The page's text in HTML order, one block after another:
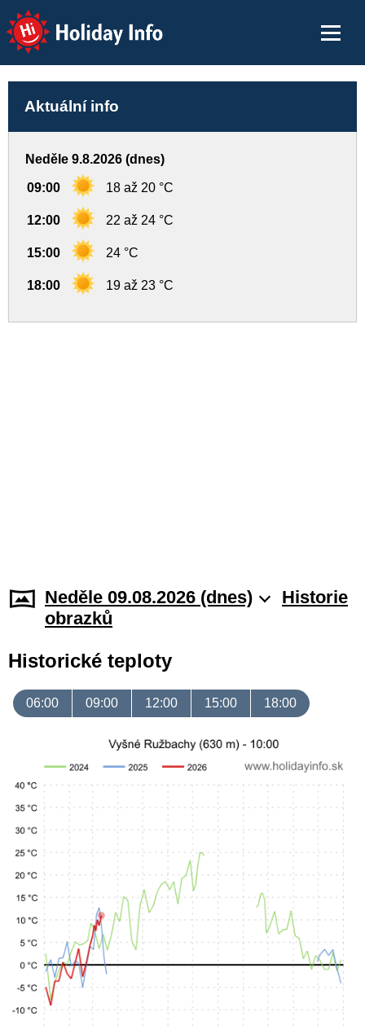
Holiday Info
Aktuální info
Neděle 9.8.2026 (dnes)
09:00 18 až 20 °C
12:00 22 až 24 °C
15:00 24 °C
18:00 19 až 23 °C
Neděle 09.08.2026 (dnes)
Historie
obrazků
Historické teploty
06:00 09:00 12:00 15:00 18:00